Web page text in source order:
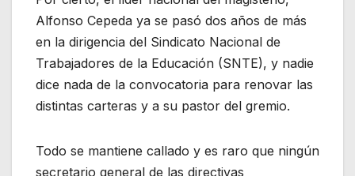
Alfonso Cepeda ya se pasó dos años de más
en la dirigencia del Sindicato Nacional de
Trabajadores de la Educación (SNTE), y nadie
dice nada de la convocatoria para renovar las
distintas carteras y a su pastor del gremio.
Todo se mantiene callado y es raro que ningún
secretario general de las directivas